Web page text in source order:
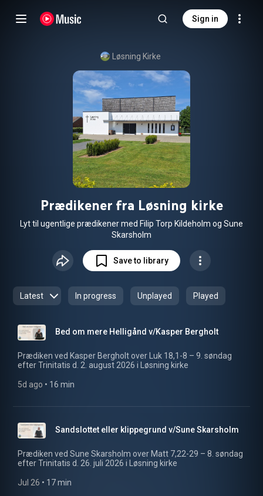
Sign in
Løsning Kirke
Prædikener fra Løsning kirke
Lyt til ugentlige prædikener med Filip Torp Kildeholm og Sune
Skarsholm
Save to library
Latest In progress Unplayed Played
Bed om mere Helligånd v/Kasper Bergholt
Prædiken ved Kasper Bergholt over Luk 18,1-8 – 9. søndag
efter Trinitatis d. 2. august 2026 i Løsning kirke
5d ago • 16 min
Sandslottet eller klippegrund v/Sune Skarsholm
Prædiken ved Sune Skarsholm over Matt 7,22-29 – 8. søndag
efter Trinitatis d. 26. juli 2026 i Løsning kirke
Jul 26 • 17 min